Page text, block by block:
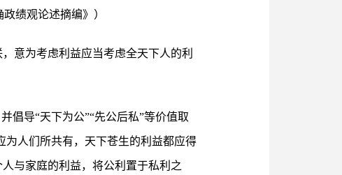
绩观论述摘编》）
意为考虑利益应当考虑全天下人的利
倡导“天下为公”“先公后私”等价值取
为人们所共有，天下苍生的利益都应得
与家庭的利益，将公利置于私利之